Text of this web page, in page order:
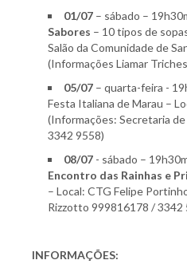
01/07 – sábado –
Sabores – 10 tipos de
Salão da Comunidade de
(Informações Liamar
05/07 – quarta-feira -
Festa Italiana de Marau –
(Informações: Secretaria
3342 9558)
08/07 - sábado –
Encontro das Rainhas e
– Local: CTG Felipe
Rizzotto 999816178 / 3342
INFORMAÇÕES: